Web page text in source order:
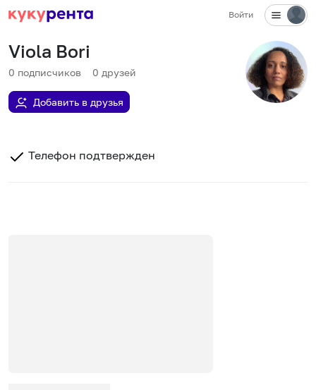
Войти
Viola Bori
0 подписчиков 0 друзей
Добавить в друзья
Телефон подтвержден